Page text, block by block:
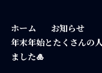
ホーム
お知らせ
年末年始とたくさんの
ました🎍